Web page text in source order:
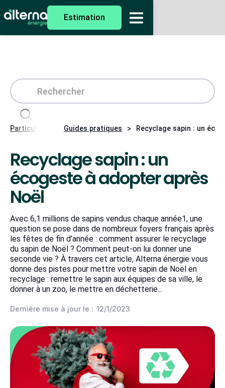
Estimation
Particuliers Guides pratiques > Recyclage sapin : un
Recyclage sapin : un
écogeste à adopter après
Noël
Avec 6,1 millions de sapins vendus chaque année1, une
question se pose dans de nombreux foyers français après
les fêtes de fin d’année : comment assurer le recyclage
du sapin de Noël ? Comment peut-on lui donner une
seconde vie ? À travers cet article, Alterna énergie vous
donne des pistes pour mettre votre sapin de Noël en
recyclage : remettre le sapin aux équipes de sa ville, le
donner à un zoo, le mettre en déchetterie...
Dernière mise à jour le : 12/1/2023